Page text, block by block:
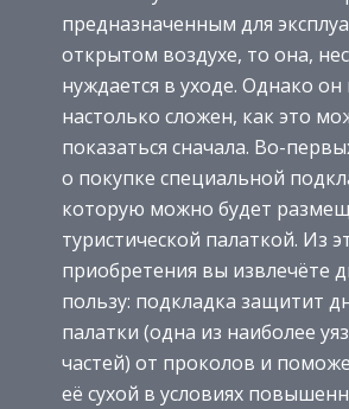
предназначенным для
открытом воздухе, то она,
нуждается в уходе. Однако он
настолько сложен, как это
показаться сначала. Во-
о покупке специальной
которую можно будет
туристической палаткой. Из
приобретения вы извлечёте
пользу: подкладка защитит
палатки (одна из наиболее
частей) от проколов и
её сухой в условиях